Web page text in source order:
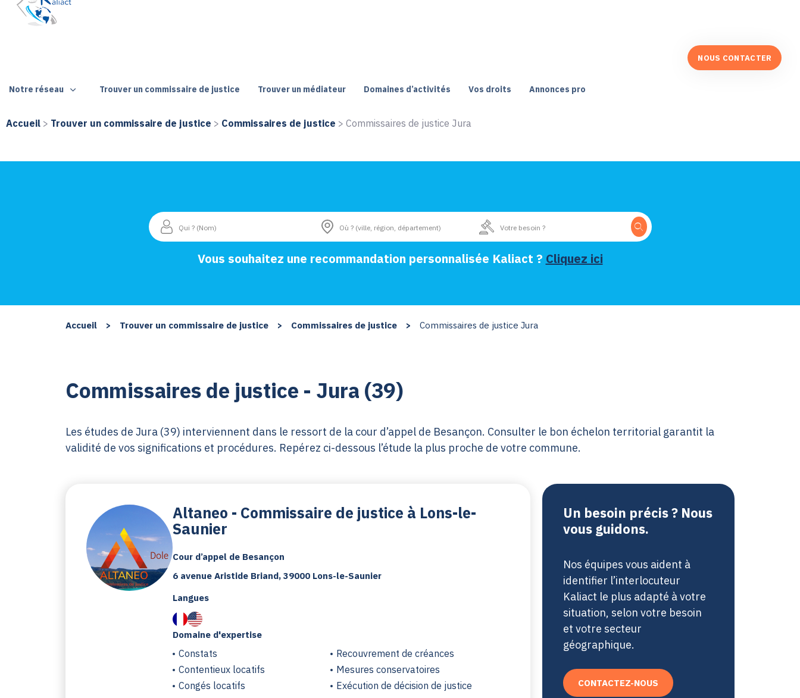
Notre réseau Trouver un commissaire de justice Trouver un médiateur Domaines d’activités Vos droits Annonces pro
NOUS CONTACTER
Accueil > Trouver un commissaire de justice > Commissaires de justice > Commissaires de justice Jura
Vous souhaitez une recommandation personnalisée Kaliact ? Cliquez ici
Accueil > Trouver un commissaire de justice > Commissaires de justice > Commissaires de justice Jura
Commissaires de justice - Jura (39)
Les études de Jura (39) interviennent dans le ressort de la cour d’appel de Besançon. Consulter le bon échelon territorial garantit la
validité de vos significations et procédures. Repérez ci-dessous l’étude la plus proche de votre commune.
Altaneo - Commissaire de justice à Lons-le-
Saunier
Cour d’appel de Besançon
6 avenue Aristide Briand, 39000 Lons-le-Saunier
Domaine d'expertise
Constats
Recouvrement de créances
Contentieux locatifs
Mesures conservatoires
Congés locatifs
Exécution de décision de justice
Langues
Un besoin précis ? Nous
vous guidons.
Nos équipes vous aident à
identifier l’interlocuteur
Kaliact le plus adapté à votre
situation, selon votre besoin
et votre secteur
géographique.
CONTACTEZ-NOUS